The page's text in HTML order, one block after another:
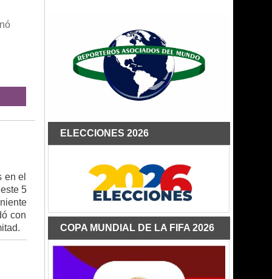
en el
5
con
ELECCIONES 2026
COPA MUNDIAL DE LA FIFA 2026